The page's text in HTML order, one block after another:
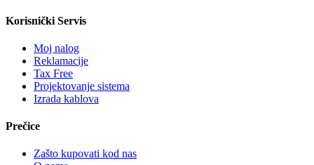
Korisnički Servis
Moj nalog
Reklamacije
Tax Free
Projektovanje sistema
Izrada kablova
Prečice
Zašto kupovati kod nas